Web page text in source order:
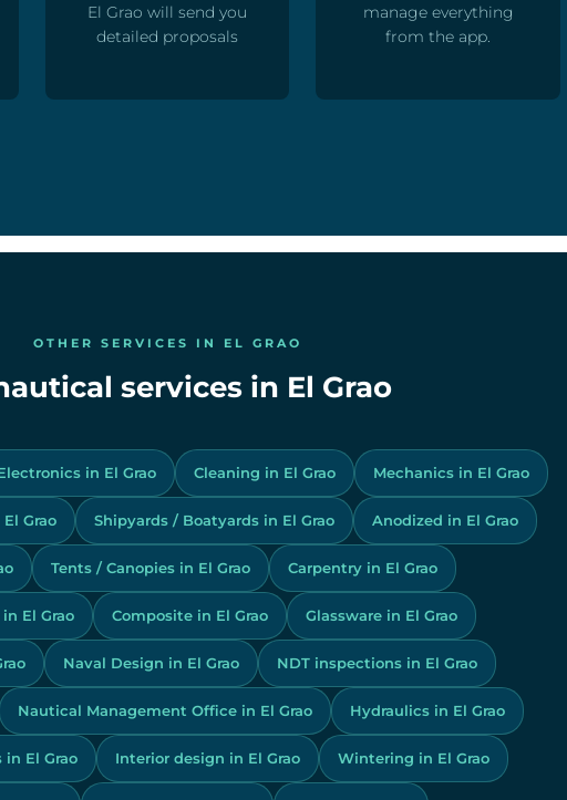
El Grao will send you
detailed proposals
manage everything
from the app.
OTHER SERVICES IN EL GRAO
services in El Grao
in El Grao Cleaning in El Grao Mechanics in El Grao
Grao Shipyards / Boatyards in El Grao Anodized in El Grao
Tents / Canopies in El Grao Carpentry in El Grao
El Grao Composite in El Grao Glassware in El Grao
Naval Design in El Grao NDT inspections in El Grao
Nautical Management Office in El Grao Hydraulics in El Grao
El Grao Interior design in El Grao Wintering in El Grao